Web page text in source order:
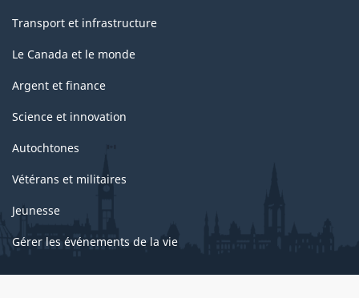
Transport et infrastructure
Le Canada et le monde
Argent et finance
Science et innovation
Autochtones
Vétérans et militaires
Jeunesse
Gérer les événements de la vie